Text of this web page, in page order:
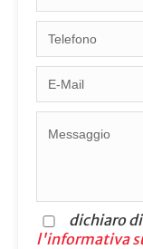
dichiaro
l'informativa